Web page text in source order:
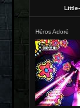
Héros Adoré